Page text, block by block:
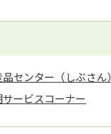
センター（しぶさん）
ービスコーナー